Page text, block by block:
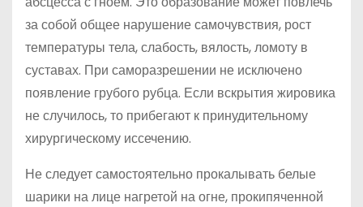
за собой общее нарушение самочувствия, рост
температуры тела, слабость, вялость, ломоту в
суставах. При саморазрешении не исключено
появление грубого рубца. Если вскрытия жировика
не случилось, то прибегают к принудительному
хирургическому иссечению.
Не следует самостоятельно прокалывать белые
шарики на лице нагретой на огне, прокипяченной